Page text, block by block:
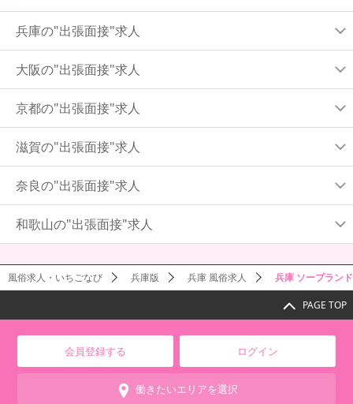
兵庫の"出張面接"求人
大阪の"出張面接"求人
京都の"出張面接"求人
滋賀の"出張面接"求人
奈良の"出張面接"求人
和歌山の"出張面接"求人
風俗求人・いちごなび 兵庫版 兵庫 風俗求人 兵庫 ソープラン
PAGE TOP
会員登録する ログイン
働きたいエリアを選択